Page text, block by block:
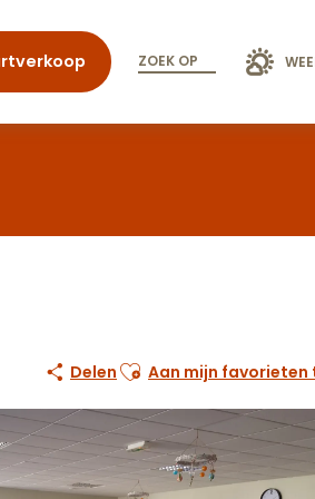
ZOEK OP
Delen Ajouter aux favoris
Aan mijn favorieten